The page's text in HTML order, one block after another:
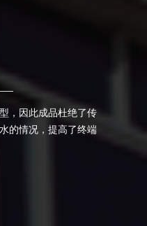
，因此成品杜绝了传
的情况，提高了终端